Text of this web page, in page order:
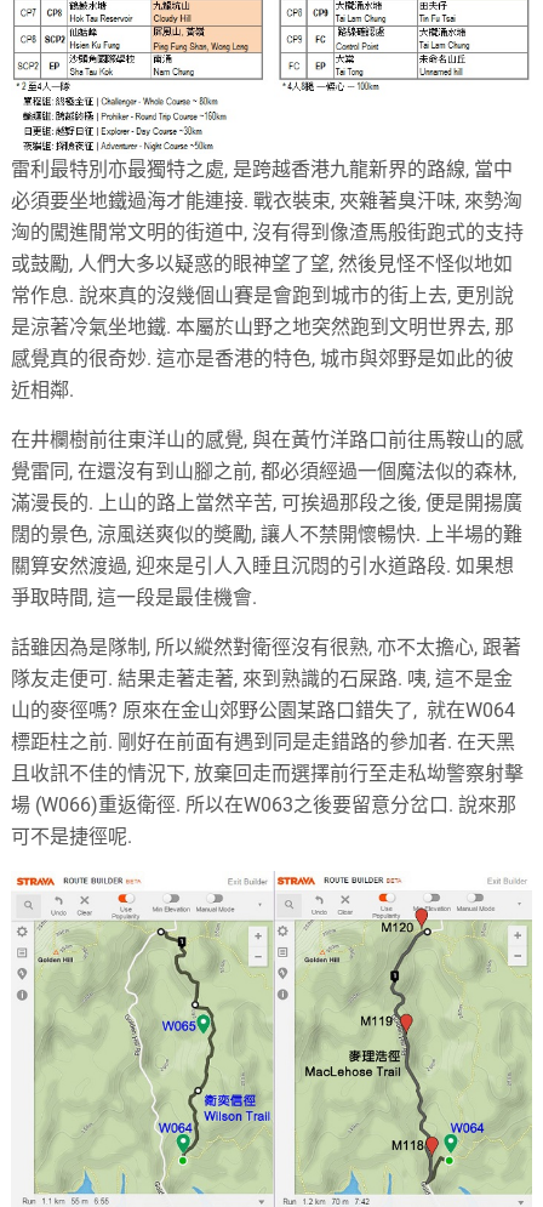
雷利最特別亦最獨特之處, 是跨越香港九龍新界的路線, 當中
必須要坐地鐵過海才能連接. 戰衣裝束, 夾雜著臭汗味, 來勢洶
洶的闖進閒常文明的街道中, 沒有得到像渣馬般街跑式的支持
或鼓勵, 人們大多以疑惑的眼神望了望, 然後見怪不怪似地如
常作息. 說來真的沒幾個山賽是會跑到城市的街上去, 更別說
是涼著冷氣坐地鐵. 本屬於山野之地突然跑到文明世界去, 那
感覺真的很奇妙. 這亦是香港的特色, 城市與郊野是如此的彼
近相鄰.
在井欄樹前往東洋山的感覺, 與在黃竹洋路口前往馬鞍山的感
覺雷同, 在還沒有到山腳之前, 都必須經過一個魔法似的森林,
滿漫長的. 上山的路上當然辛苦, 可挨過那段之後, 便是開揚廣
闊的景色, 涼風送爽似的奬勵, 讓人不禁開懷暢快. 上半場的難
關算安然渡過, 迎來是引人入睡且沉悶的引水道路段. 如果想
爭取時間, 這一段是最佳機會.
話雖因為是隊制, 所以縱然對衛徑沒有很熟, 亦不太擔心, 跟著
隊友走便可. 結果走著走著, 來到熟識的石屎路. 咦, 這不是金
山的麥徑嗎? 原來在金山郊野公園某路口錯失了, 就在W064
標距柱之前. 剛好在前面有遇到同是走錯路的參加者. 在天黑
且收訊不佳的情況下, 放棄回走而選擇前行至走私坳警察射擊
場 (W066)重返衛徑. 所以在W063之後要留意分岔口. 說來那
可不是捷徑呢.